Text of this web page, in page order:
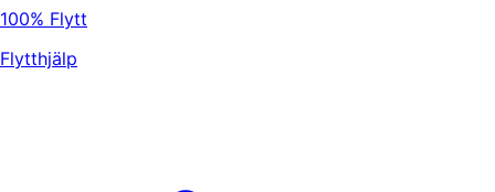
100% Flytt
Flytthjälp